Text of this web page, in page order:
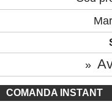
»
COMANDA INSTANT